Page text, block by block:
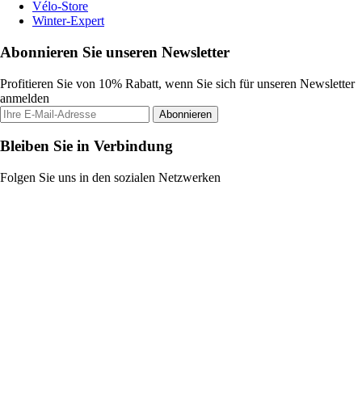
Vélo-Store
Winter-Expert
Abonnieren Sie unseren Newsletter
Profitieren Sie von 10% Rabatt, wenn Sie sich für unseren Newsletter
anmelden
Abonnieren
Bleiben Sie in Verbindung
Folgen Sie uns in den sozialen Netzwerken